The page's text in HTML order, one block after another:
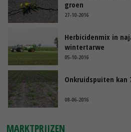
groen
27-10-2016
Herbicidenmix in
wintertarwe
05-10-2016
Onkruidspuiten
08-06-2016
MARKTPRIJZEN